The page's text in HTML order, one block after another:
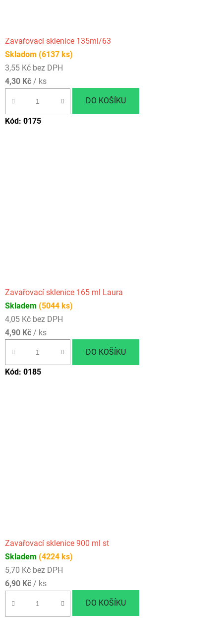
Zavařovací sklenice 135ml/63
Skladom (6137 ks)
3,55 Kč bez DPH
4,30 Kč / ks
DO KOŠÍKU
Kód: 0175
Zavařovací sklenice 165 ml Laura
Skladem (5044 ks)
4,05 Kč bez DPH
4,90 Kč / ks
DO KOŠÍKU
Kód: 0185
Zavařovací sklenice 900 ml st
Skladem (4224 ks)
5,70 Kč bez DPH
6,90 Kč / ks
DO KOŠÍKU